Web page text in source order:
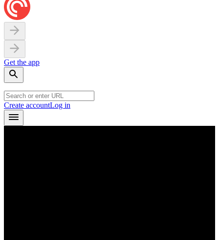
Get the app
Create accountLog in